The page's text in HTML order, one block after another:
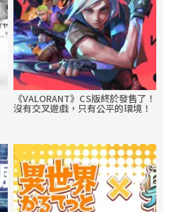
《VALORANT》CS版終於發售了！
沒有交叉遊戲，只有公平的環境！